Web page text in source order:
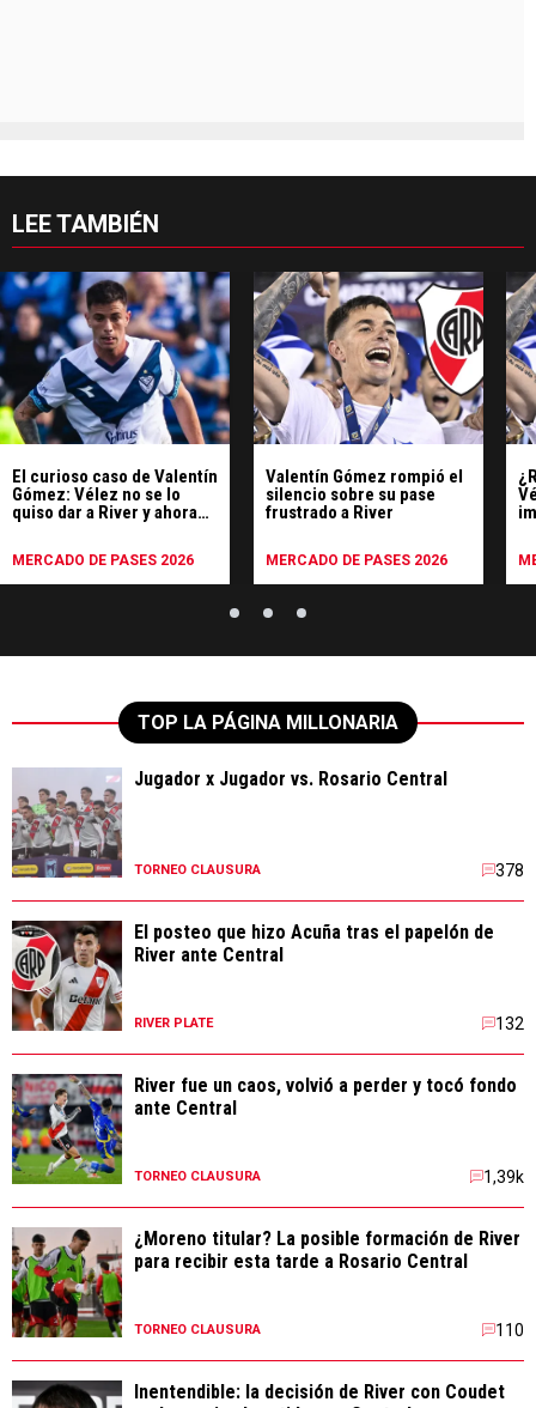
LEE TAMBIÉN
El curioso caso de Valentín
Gómez: Vélez no se lo
quiso dar a River y ahora
MERCADO DE PASES 2026
Valentín Gómez rompió el
silencio sobre su pase
frustrado a River
MERCADO DE PASES 2026
TOP LA PÁGINA MILLONARIA
Jugador x Jugador vs. Rosario Central
TORNEO CLAUSURA 378
El posteo que hizo Acuña tras el papelón de
River ante Central
RIVER PLATE 132
River fue un caos, volvió a perder y tocó fondo
ante Central
TORNEO CLAUSURA 1,39k
¿Moreno titular? La posible formación de River
para recibir esta tarde a Rosario Central
TORNEO CLAUSURA 110
Inentendible: la decisión de River con Coudet